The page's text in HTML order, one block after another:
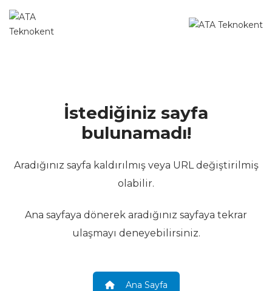
İstediğiniz sayfa
bulunamadı!
Aradığınız sayfa kaldırılmış veya URL değiştirilmiş
olabilir.
Ana sayfaya dönerek aradığınız sayfaya tekrar
ulaşmayı deneyebilirsiniz.
Ana Sayfa